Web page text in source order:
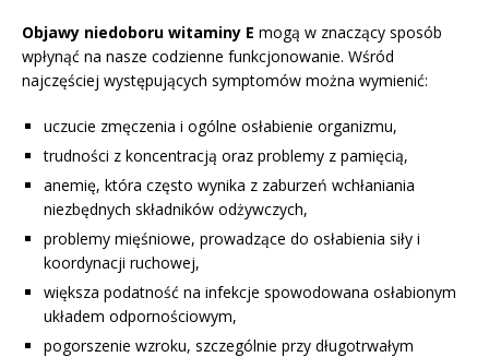
Objawy niedoboru witaminy E mogą w znaczący sposób
wpłynąć na nasze codzienne funkcjonowanie. Wśród
najczęściej występujących symptomów można wymienić:
uczucie zmęczenia i ogólne osłabienie organizmu,
trudności z koncentracją oraz problemy z pamięcią,
anemię, która często wynika z zaburzeń wchłaniania
niezbędnych składników odżywczych,
problemy mięśniowe, prowadzące do osłabienia siły i
koordynacji ruchowej,
większa podatność na infekcje spowodowana osłabionym
układem odpornościowym,
pogorszenie wzroku, szczególnie przy długotrwałym